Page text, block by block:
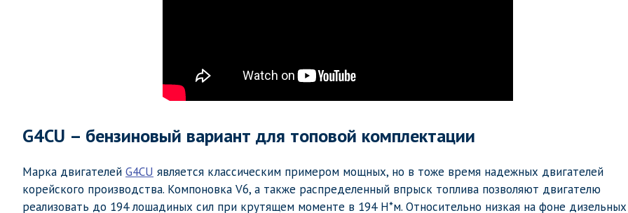
G4CU – бензиновый вариант для топовой комплектации
Марка двигателей G4CU является классическим примером мощных, но в тоже время надежных двигателей
корейского производства. Компоновка V6, а также распределенный впрыск топлива позволяют двигателю
реализовать до 194 лошадиных сил при крутящем моменте в 194 Н*м. Относительно низкая на фоне дизельных